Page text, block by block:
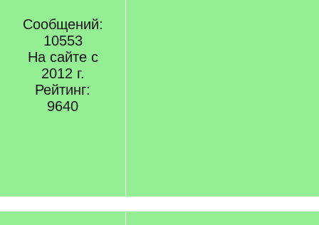
Сообщений:
10553
На сайте с
2012 г.
Рейтинг:
9640